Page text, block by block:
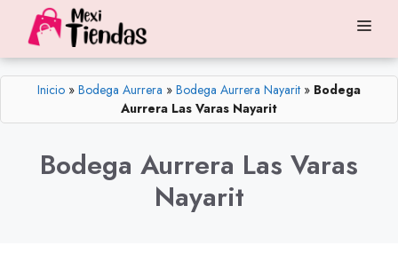
contenido
Inicio » Bodega Aurrera » Bodega Aurrera Nayarit » Bodega
Aurrera Las Varas Nayarit
Bodega Aurrera Las Varas
Nayarit